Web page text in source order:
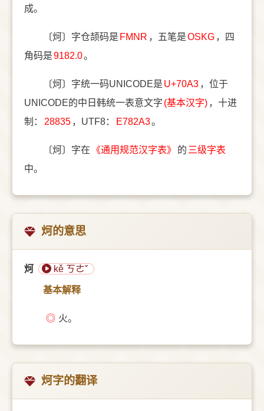
成。
〔炣〕字仓颉码是 FMNR ，五笔是OSKG ，四
角码是9182.0。
〔炣〕字统一码UNICODE是 U+70A3 ，位于
UNICODE的中日韩统一表意文字 (基本汉字) ，十进
制：
28835 ，UTF8： E782A3。
〔炣〕字在 《通用规范汉字表》 的 三级字表
中。
炣的意思
炣 kě ㄎㄜˇ
基本解释
◎ 火。
炣字的翻译